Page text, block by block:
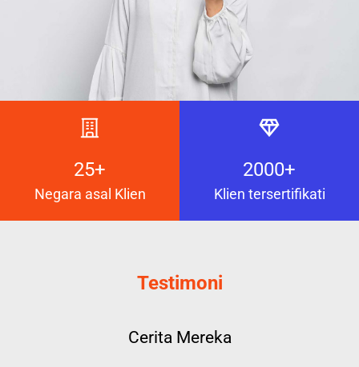
25+
Negara asal Klien
2000+
Klien tersertifikati
Testimoni
Cerita Mereka